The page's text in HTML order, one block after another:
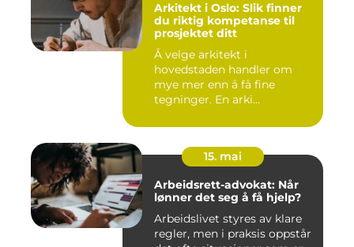
Arkitekt i Oslo: Slik finner
du riktig kompetanse til
prosjektet ditt
Å velge arkitekt i
hovedstaden handler om
mye mer enn å få fine
tegninger. En arki...
15. mai
Arbeidsrett-advokat: Når
lønner det seg å få hjelp?
Arbeidslivet styres av klare
regler, men i praksis oppstår